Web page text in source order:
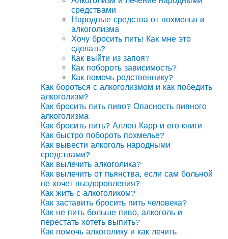
средствами
Народные средства от похмелья и
алкоголизма
Хочу бросить пить! Как мне это
сделать?
Как выйти из запоя?
Как побороть зависимость?
Как помочь родственнику?
Как бороться с алкоголизмом и как победить
алкоголизм?
Как бросить пить пиво? Опасность пивного
алкоголизма
Как бросить пить? Аллен Карр и его книги
Как быстро побороть похмелье?
Как вывести алкоголь народными
средствами?
Как вылечить алкоголика?
Как вылечить от пьянства, если сам больной
не хочет выздоровления?
Как жить с алкоголиком?
Как заставить бросить пить человека?
Как не пить больше пиво, алкоголь и
перестать хотеть выпить?
Как помочь алкоголику и как лечить